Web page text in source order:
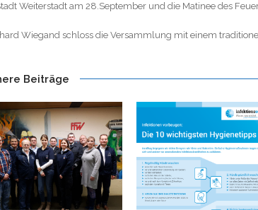
Weiterstadt am 28.September und die Matinee des
Wiegand schloss die Versammlung mit einem
Beiträge